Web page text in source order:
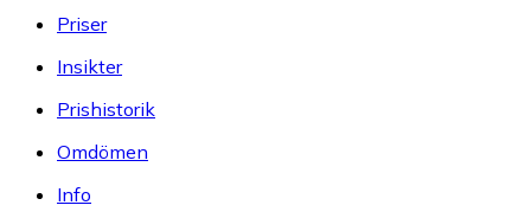
Priser
Insikter
Prishistorik
Omdömen
Info